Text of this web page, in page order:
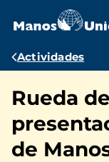
contenido
Ruta
navegación
Actividades
Rueda
de